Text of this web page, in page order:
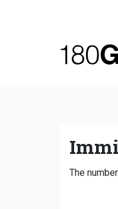
The